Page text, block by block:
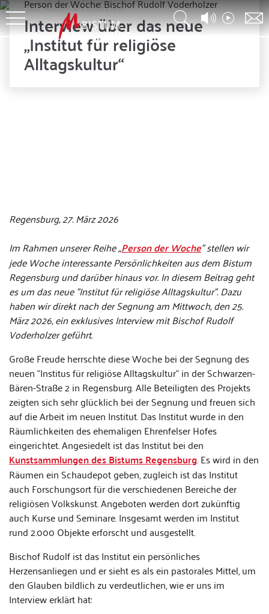
Person der Woche: Bischof Rudolf Voderholzer
Interview über das neue
„Institut für religiöse
Alltagskultur“
Regensburg, 27. März 2026
Im Rahmen unserer Reihe „Person der Woche” stellen wir
jede Woche interessante Persönlichkeiten aus dem Bistum
Regensburg und darüber hinaus vor. In diesem Beitrag geht
es um das neue "Institut für religiöse Alltagskultur". Dazu
haben wir direkt nach der Segnung am Mittwoch, den 25.
März 2026, ein exklusives Interview mit Bischof Rudolf
Voderholzer geführt.
Große Freude herrschte diese Woche bei der Segnung des
neuen "Institus für religiöse Alltagskultur" in der Schwarzen-
Bären-Straße 2 in Regensburg. Alle Beteiligten des Projekts
zeigten sich sehr glücklich bei der Segnung und freuen sich
auf die Arbeit im neuen Institut. Das Institut wurde in den
Räumlichkeiten des ehemaligen Ehrenfelser Hofes
eingerichtet. Angesiedelt ist das Institut bei den
Kunstsammlungen des Bistums Regensburg. Es wird in den
Räumen ein Schaudepot geben, zugleich ist das Institut
auch Forschungsort für die verschiedenen Bereiche der
religiösen Volkskunst. Angeboten werden dort zukünftig
auch Kurse und Seminare. Insgesamt werden im Institut
rund 2.000 Objekte erforscht und ausgestellt.
Bischof Rudolf ist das Institut ein persönliches
Herzensanliegen und er sieht es als ein pastorales Mittel, um
den Glauben bildlich zu verdeutlichen, wie er uns im
Interview erklärt hat: